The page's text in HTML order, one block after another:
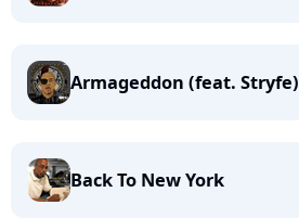
Armageddon (feat. Stryfe)
Back To New York